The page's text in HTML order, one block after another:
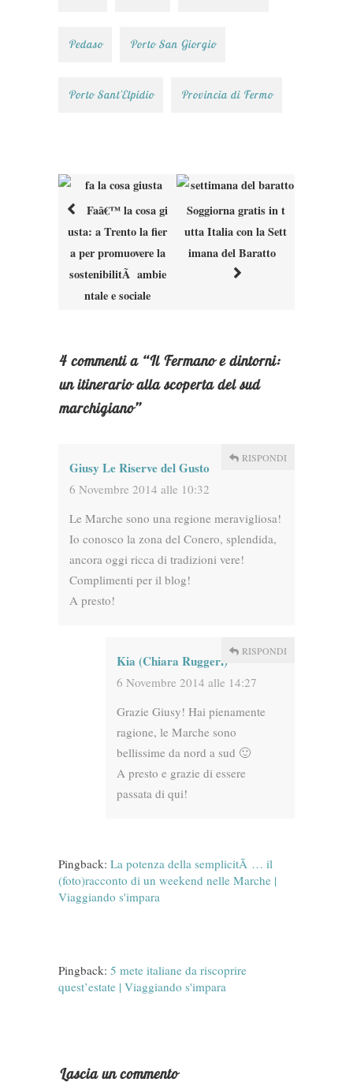
Pedaso Porto San Giorgio
Porto Sant'Elpidio Provincia di Fermo
Post
navigation
Faâ€™ la cosa gi
usta: a Trento la fier
a per promuovere la
sostenibilitÃ ambie
ntale e sociale
Soggiorna gratis in t
utta Italia con la Sett
imana del Baratto
4 commenti a “Il Fermano e dintorni:
un itinerario alla scoperta del sud
marchigiano”
Giusy Le Riserve del Gusto
6 Novembre 2014 alle 10:32
RISPONDI
Le Marche sono una regione meravigliosa!
Io conosco la zona del Conero, splendida,
ancora oggi ricca di tradizioni vere!
Complimenti per il blog!
A presto!
Kia (Chiara Ruggeri)
6 Novembre 2014 alle 14:27
RISPONDI
Grazie Giusy! Hai pienamente
ragione, le Marche sono
bellissime da nord a sud 🙂
A presto e grazie di essere
passata di qui!
Pingback: La potenza della semplicitÃ … il
(foto)racconto di un weekend nelle Marche |
Viaggiando s'impara
Pingback: 5 mete italiane da riscoprire
quest’estate | Viaggiando s'impara
Lascia un commento